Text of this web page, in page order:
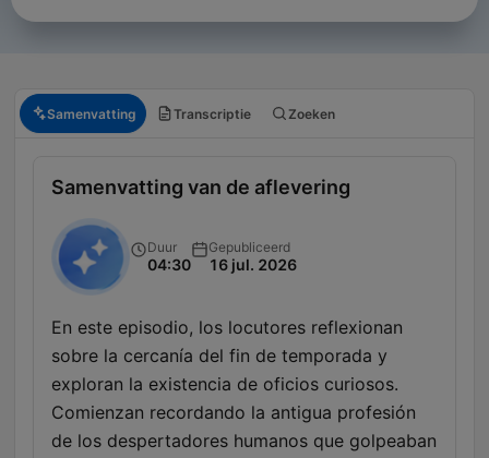
Samenvatting Transcriptie Zoeken
Samenvatting van de aflevering
Duur
04:30
Gepubliceerd
16 jul. 2026
En este episodio, los locutores reflexionan
sobre la cercanía del fin de temporada y
exploran la existencia de oficios curiosos.
Comienzan recordando la antigua profesión
de los despertadores humanos que golpeaban